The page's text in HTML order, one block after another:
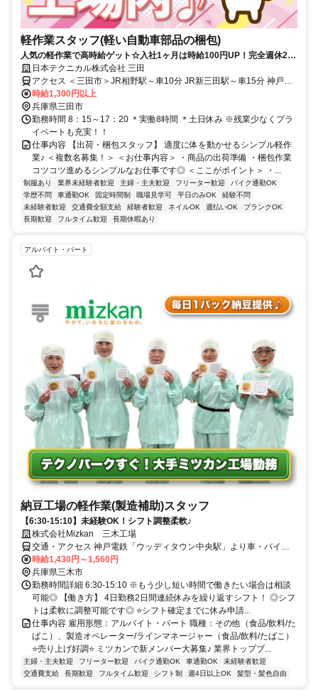
軽作業スタッフ(軽い自動車部品の梱包)
人気の軽作業で高時給ゲット☆入社1ヶ月は時給100円UP！完全週休2日
でプライベート充実！
日本テクニカル株式会社 三田
アクセス ＜三田市＞JR相野駅～車10分 JR新三田駅～車15分 神戸電
鉄岡場駅～車30分／マイカー・バイク通勤OK
時給1,300円以上
兵庫県三田市
勤務時間 8：15～17：20 ＊実働8時間 ＊土日休み ※残業少なくプラ
イベートも充実！！
仕事内容 【出荷・梱包スタッフ】 適度に体を動かせるシンプル軽作
業♪ ＜複数名募集！＞ ＜お仕事内容＞ ・商品の出荷準備 ・梱包作業
コツコツ進めるシンプルなお仕事です◎ ＜ここがポイント＞ ・...
制服あり 業界未経験者歓迎 主婦・主夫歓迎 フリーター歓迎
バイク通勤OK
学歴不問
車通勤OK 固定時間制 職場見学可 平日のみOK
経験不問
未経験者歓迎
交通費全額支給 経験者歓迎 ネイルOK 週払いOK
ブランクOK
長期歓迎
フルタイム歓迎 長期休暇あり
アルバイト・パート
納豆工場の軽作業(製造補助)スタッフ
【6:30-15:10】未経験OK！シフト調整柔軟♪
株式会社Mizkan 三木工場
交通・アクセス 神戸電鉄「ウッディタウン中央駅」より車・バイク
で7分/北摂三田テクノパーク近接
時給1,430円～1,560円
兵庫県三木市
勤務時間詳細 6:30-15:10 ※もう少し短い時間で働きたい場合は相談
可能◎ 【働き方】 4日勤務2日間連続休みを繰り返すシフト！ ◎シフ
トは柔軟に調整可能です◎ ⭐シフト確定までに休み申請...
仕事内容 雇用形態：アルバイト・パート 職種：その他（食品/飲料/た
ばこ）、製造オペレーター/ラインマネージャー（食品/飲料/たばこ）
⭐売り上げ好調⭐ ミツカンで新メンバー大募集♪ 業界トップブ...
主婦・主夫歓迎 フリーター歓迎 バイク通勤OK 車通勤OK
未経験者歓迎
交通費支給
長期歓迎 フルタイム歓迎 シフト制 週4日以上OK 髪型・髪色自由